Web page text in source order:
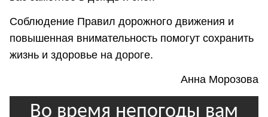
Соблюдение Правил дорожного движения и
повышенная внимательность помогут сохранить
жизнь и здоровье на дороге.
Анна Морозова